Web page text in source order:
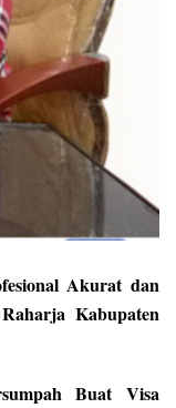
Akurat dan
Kabupaten
Buat Visa